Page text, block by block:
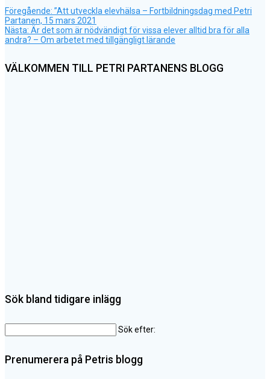
Inläggsnavigering
Föregående: Föregående
inlägg:
”Att utveckla elevhälsa – Fortbildningsdag med Petri
Partanen, 15 mars 2021
Nästa: Nästa
inlägg:
Är det som är nödvändigt för vissa elever alltid bra för alla
andra? – Om arbetet med tillgängligt lärande
VÄLKOMMEN TILL PETRI PARTANENS BLOGG
Sök bland tidigare inlägg
Sök efter:
Prenumerera på Petris blogg